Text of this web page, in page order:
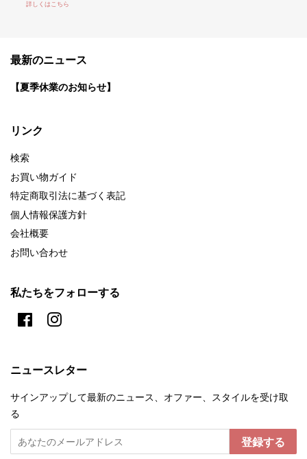
詳しくはこちら
最新のニュース
【夏季休業のお知らせ】
リンク
検索
お買い物ガイド
特定商取引法に基づく表記
個人情報保護方針
会社概要
お問い合わせ
私たちをフォローする
Facebook
ニュースレター
サインアップして最新のニュース、オファー、スタイルを受け取
る
登録する